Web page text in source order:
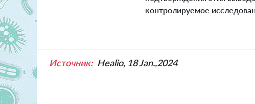
контролируемое
Источник: Healio, 18 Jan.,2024